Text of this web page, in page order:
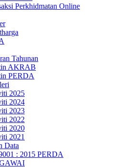
Perkhidmatan Online
Tahunan
AKRAB
PERDA
2025
2024
2023
2022
2020
2021
Data
: 2015 PERDA